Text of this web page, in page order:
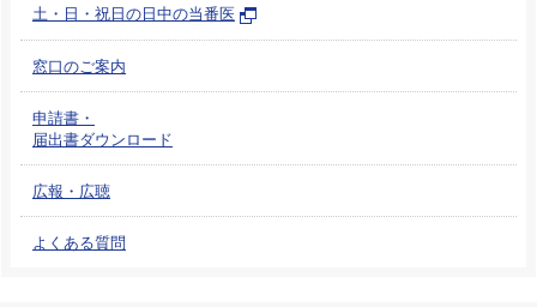
土・日・祝日の日中の当番医
窓口のご案内
申請書・
届出書ダウンロード
広報・広聴
よくある質問